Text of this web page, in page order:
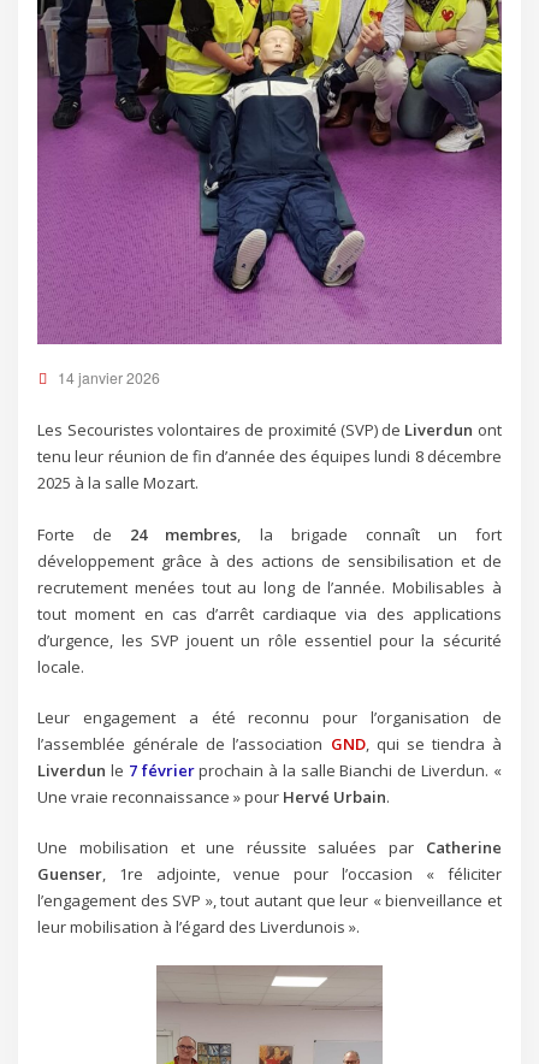
14 janvier 2026
Les Secouristes volontaires de proximité (SVP) de Liverdun ont
tenu leur réunion de fin d’année des équipes lundi 8 décembre
2025 à la salle Mozart.
Forte de 24 membres, la brigade connaît un fort
développement grâce à des actions de sensibilisation et de
recrutement menées tout au long de l’année. Mobilisables à
tout moment en cas d’arrêt cardiaque via des applications
d’urgence, les SVP jouent un rôle essentiel pour la sécurité
locale.
Leur engagement a été reconnu pour l’organisation de
l’assemblée générale de l’association GND, qui se tiendra à
Liverdun le 7 févrierprochain à la salle Bianchi de Liverdun. «
Une vraie reconnaissance » pour Hervé Urbain.
Une mobilisation et une réussite saluées par Catherine
Guenser, 1re adjointe, venue pour l’occasion « féliciter
l’engagement des SVP », tout autant que leur « bienveillance et
leur mobilisation à l’égard des Liverdunois ».